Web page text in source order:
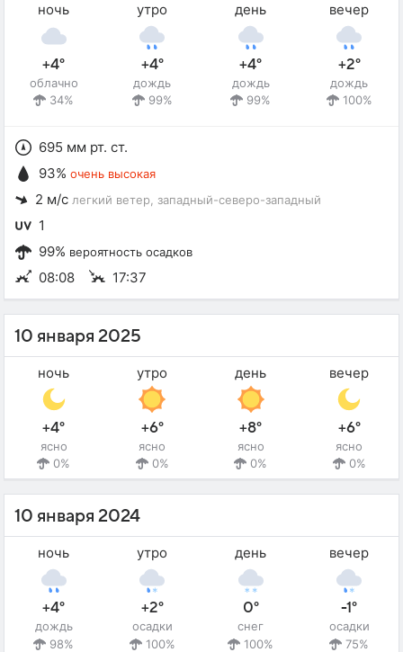
ночь
+4°
облачно
34%
утро
+4°
дождь
99%
день
+4°
дождь
99%
вечер
+2°
дождь
100%
695 мм рт. ст.
93% очень высокая
2 м/с легкий ветер , западный-северо-западный
1
99% вероятность осадков
08:08 17:37
10 января 2025
ночь
+4°
ясно
0%
утро
+6°
ясно
0%
день
+8°
ясно
0%
вечер
+6°
ясно
0%
10 января 2024
ночь
+4°
дождь
98%
утро
+2°
осадки
100%
день
0°
снег
100%
вечер
-1°
осадки
75%